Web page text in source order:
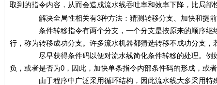
取到的指令内容，从而会造成流水线吞吐率和效率下降，比局
解决全局性相关有3种方法：猜测转移分支、加快和提前
条件转移指令有两个分支，一个分支是按原来的顺序继续
行，称为转移成功分支。许多流水机器都猜选转移不成功分支
尽早获得条件码以便对流水线简化条件转移的处理。例如
负，或者是否为0，因此，加快单条指令内部条件码的形成，或
由于程序中广泛采用循环结构，因此流水线大多采用特殊